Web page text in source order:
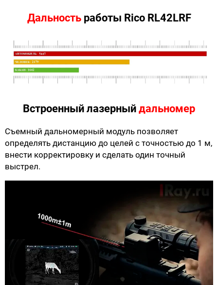
Дальностьработы Rico RL42LRF
Встроенный лазерныйдальномер
Съемный дальномерный модуль позволяет
определять дистанцию до целей с точностью до 1 м,
внести корректировку и сделать один точный
выстрел.